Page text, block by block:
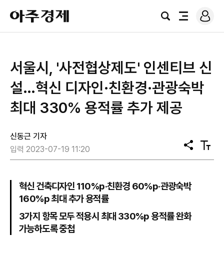
아
주
경
검
전
로
그
서울시, '사전협상제도' 인센티브 신
설…혁신 디자인·친환경·관광숙박
최대 330% 용적률 추가 제공
신동근 기자
입력 2023-07-19 11:20
공
유
텍
스
혁신 건축디자인 110%p·친환경 60%p·관광숙박
160%p 최대 추가 용적률
3가지 항목 모두 적용시 최대 330%p 용적률 완화
가능하도록 중첩